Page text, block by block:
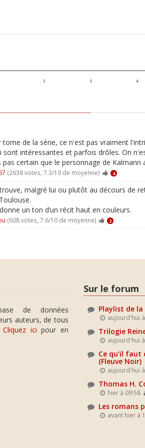
2 3 4
de la série, ce n'est pas vraiment
intéressantes et parfois drôles. On
pas certain que le personnage de
(2638 votes, 7.3/10 de moyenne) 4
malgré lui ou plutôt au décours de
un ton d’un récit haut en couleurs.
(608 votes, 7.6/10 de moyenne) 2
de données
auteurs, de tous
Cliquez ici pour en
Sur le forum
Playlist de la
aujourd'hui
Trilogie
aujourd'hui
Ce qu'il faut
(Fleuve Noir)
aujourd'hui
Thomas H.
hier à 09:58
Les romans
avant hier à